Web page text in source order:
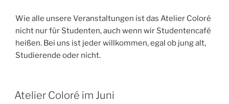
Wie alle unsere Veranstaltungen ist das Atelier Coloré
nicht nur für Studenten, auch wenn wir Studentencafé
heißen. Bei uns ist jeder willkommen, egal ob jung alt,
Studierende oder nicht.
Atelier Coloré im Juni